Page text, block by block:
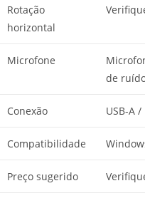
Rotação
horizontal
Microfone
de
Conexão USB-A /
Compatibilidade
Preço sugerido